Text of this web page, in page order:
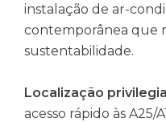
instalação de ar-
contemporânea que
sustentabilidade.
Localização
acesso rápido às A25/